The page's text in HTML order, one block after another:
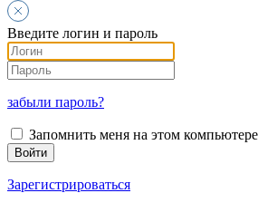
Введите логин и пароль
забыли пароль?
Запомнить меня на этом компьютере
Зарегистрироваться